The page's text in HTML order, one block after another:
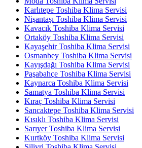
Karlıtepe Toshiba Klima Servisi
Nişantaşı Toshiba Klima Servisi
Kavacık Toshiba Klima Servisi
Ortaköy Toshiba Klima Servisi
Kayaşehir Toshiba Klima Servisi
Osmanbey Toshiba Klima Servisi
Kayışdağı Toshiba Klima Servisi
Paşabahçe Toshiba Klima Servisi
Kaynarca Toshiba Klima Servisi
Samatya Toshiba Klima Servisi
Kıraç Toshiba Klima Servisi
Sancaktepe Toshiba Klima Servisi
Kısıklı Toshiba Klima Servisi
Sarıyer Toshiba Klima Servisi
Kurtköy Toshiba Klima Servisi